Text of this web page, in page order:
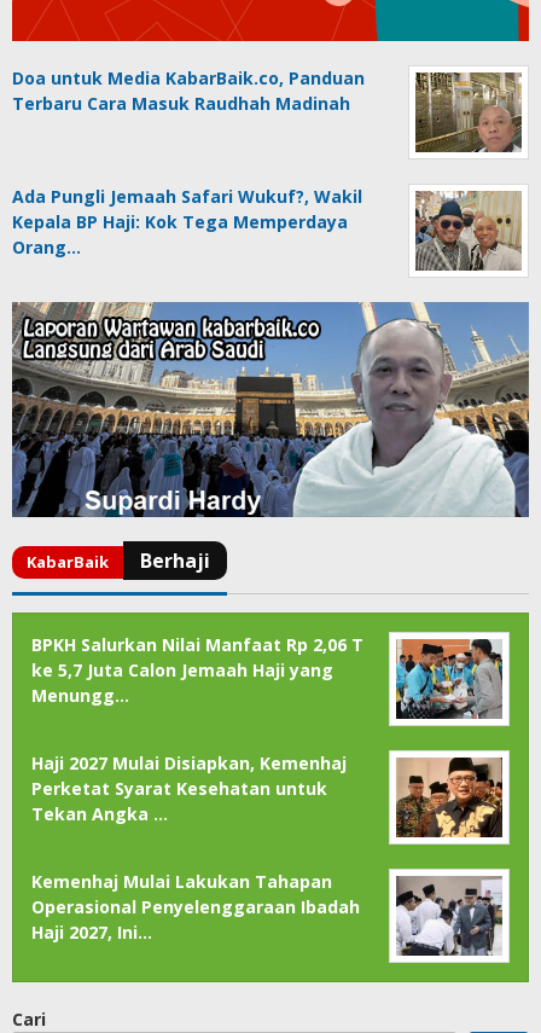
Doa untuk Media KabarBaik.co, Panduan
Terbaru Cara Masuk Raudhah Madinah
Ada Pungli Jemaah Safari Wukuf?, Wakil
Kepala BP Haji: Kok Tega Memperdaya
Orang…
BPKH Salurkan Nilai Manfaat Rp 2,06 T
ke 5,7 Juta Calon Jemaah Haji yang
Menungg…
Haji 2027 Mulai Disiapkan, Kemenhaj
Perketat Syarat Kesehatan untuk
Tekan Angka …
Kemenhaj Mulai Lakukan Tahapan
Operasional Penyelenggaraan Ibadah
Haji 2027, Ini…
Cari